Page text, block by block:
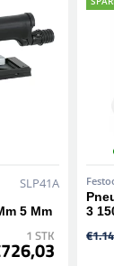
SLP41A
5 Mm
1 STK
3